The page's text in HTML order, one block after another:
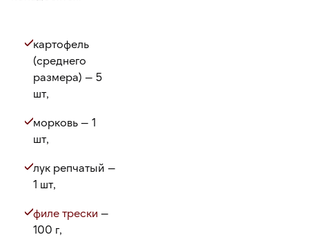
картофель
(среднего
размера) — 5
шт,
морковь — 1
шт,
лук репчатый —
1 шт,
филе трески —
100 г,